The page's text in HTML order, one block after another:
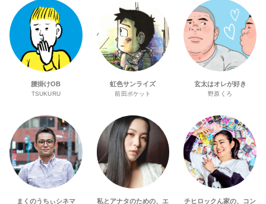
腰掛けOB
TSUKURU
虹色サンライズ
前田ポケット
玄太はオレが好き
野原くろ
まくのうちぃシネマ 私とアナタのための、エ チヒロックん家の、コン